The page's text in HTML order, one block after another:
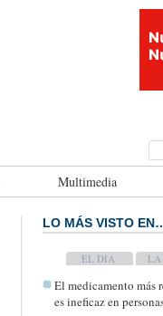
Multimedia
LO MÁS VISTO
TODAY
El medicamento más
es ineficaz en